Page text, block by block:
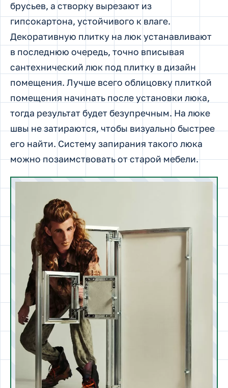
брусьев, а створку вырезают из
гипсокартона, устойчивого к влаге.
Декоративную плитку на люк устанавливают
в последнюю очередь, точно вписывая
сантехнический люк под плитку в дизайн
помещения. Лучше всего облицовку плиткой
помещения начинать после установки люка,
тогда результат будет безупречным. На люке
швы не затираются, чтобы визуально быстрее
его найти. Систему запирания такого люка
можно позаимствовать от старой мебели.